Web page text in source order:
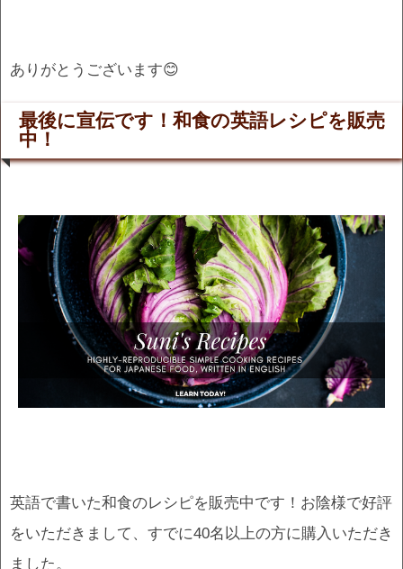
ありがとうございます😊
最後に宣伝です！和食の英語レシピを販売
中！
英語で書いた和食のレシピを販売中です！お陰様で好評
をいただきまして、すでに40名以上の方に購入いただき
ました。